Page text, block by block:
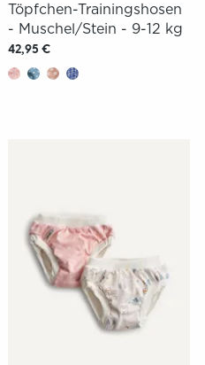
Töpfchen-Trainingshosen
- Muschel/Stein - 9-12 kg
42,95 €